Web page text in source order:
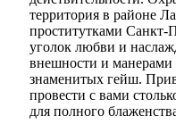
территория в районе
проститутками Санкт-
уголок любви и
внешности и
знаменитых гейш.
провести с вами
для полного